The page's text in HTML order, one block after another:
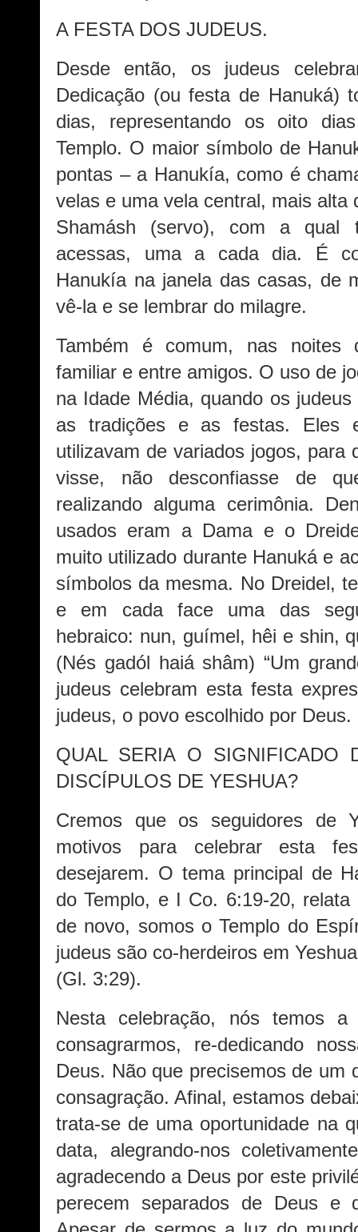
A FESTA DOS JUDEUS.
Desde então, os judeus
Dedicação (ou festa de Hanuká)
dias, representando os oito
Templo. O maior símbolo de
pontas – a Hanukía, como é
velas e uma vela central, mais alta
Shamásh (servo), com a
acessas, uma a cada dia. É
Hanukía na janela das casas, de
vê-la e se lembrar do milagre.
Também é comum, nas noites
familiar e entre amigos. O uso de
na Idade Média, quando os
as tradições e as festas. Eles
utilizavam de variados jogos, para
visse, não desconfiasse de
realizando alguma cerimônia.
usados eram a Dama e o
muito utilizado durante Hanuká e
símbolos da mesma. No Dreidel,
e em cada face uma das
hebraico: nun, guímel, hêi e shin,
(Nés gadól haiá shâm) “Um
judeus celebram esta festa
judeus, o povo escolhido por Deus.
QUAL SERIA O SIGNIFICADO
DISCÍPULOS DE YESHUA?
Cremos que os seguidores de
motivos para celebrar esta
desejarem. O tema principal de
do Templo, e I Co. 6:19-20,
de novo, somos o Templo do
judeus são co-herdeiros em
(Gl. 3:29).
Nesta celebração, nós temos
consagrarmos, re-dedicando
Deus. Não que precisemos de um
consagração. Afinal, estamos
trata-se de uma oportunidade na
data, alegrando-nos
agradecendo a Deus por este
perecem separados de Deus e